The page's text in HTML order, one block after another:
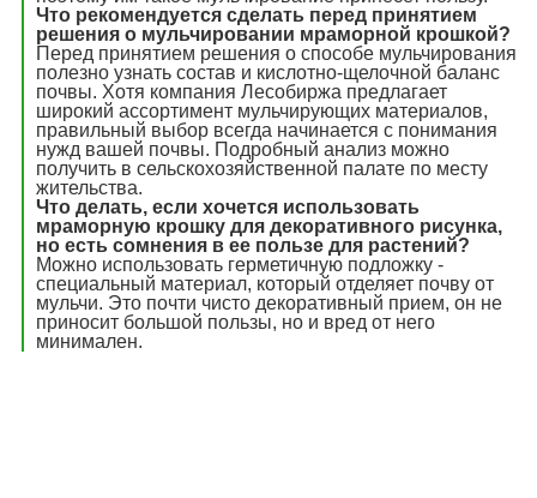
Что рекомендуется сделать перед принятием
решения о мульчировании мраморной крошкой?
Перед принятием решения о способе мульчирования
полезно узнать состав и кислотно-щелочной баланс
почвы. Хотя компания Лесобиржа предлагает
широкий ассортимент мульчирующих материалов,
правильный выбор всегда начинается с понимания
нужд вашей почвы. Подробный анализ можно
получить в сельскохозяйственной палате по месту
жительства.
Что делать, если хочется использовать
мраморную крошку для декоративного рисунка,
но есть сомнения в ее пользе для растений?
Можно использовать герметичную подложку -
специальный материал, который отделяет почву от
мульчи. Это почти чисто декоративный прием, он не
приносит большой пользы, но и вред от него
минимален.